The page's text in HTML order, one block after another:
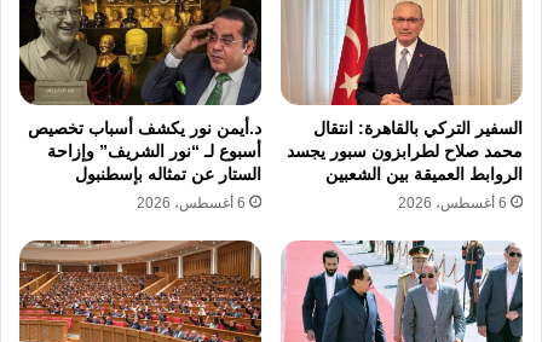
السفير التركي بالقاهرة: انتقال
محمد صلاح لطرابزون سبور يجسد
الروابط العميقة بين الشعبين
6 أغسطس، 2026
د.أيمن نور يكشف أسباب تخصيص
أسبوع لـ “نور الشريف” وإزاحة
الستار عن تمثاله بإسطنبول
6 أغسطس، 2026